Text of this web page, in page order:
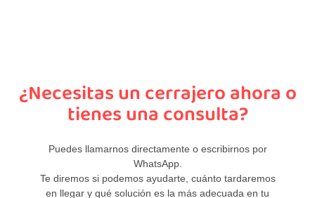
¿Necesitas un cerrajero ahora o
tienes una consulta?
Puedes llamarnos directamente o escribirnos por
WhatsApp.
Te diremos si podemos ayudarte, cuánto tardaremos
en llegar y qué solución es la más adecuada en tu